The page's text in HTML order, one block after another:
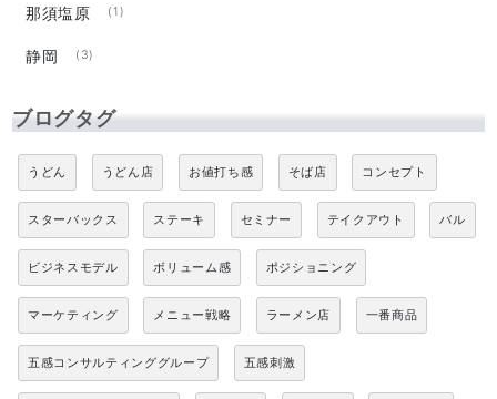
那須塩原 (1)
静岡 (3)
ブログタグ
うどん うどん店 お値打ち感 そば店 コンセプト
スターバックス ステーキ セミナー テイクアウト バル
ビジネスモデル ボリューム感 ポジショニング
マーケティング メニュー戦略 ラーメン店 一番商品
五感コンサルティンググループ 五感刺激